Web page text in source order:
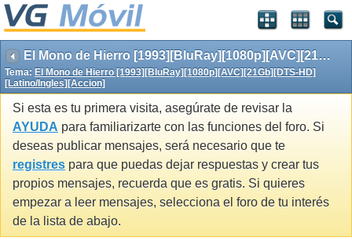
El Mono de Hierro [1993][BluRay][1080p][AVC][21Gb][DTS-HD][Latino/Ingles][Accion]
Tema: El Mono de Hierro [1993][BluRay][1080p][AVC][21Gb][DTS-HD]
[Latino/Ingles][Accion]
Si esta es tu primera visita, asegúrate de revisar la
AYUDA para familiarizarte con las funciones del foro. Si
deseas publicar mensajes, será necesario que te
registres para que puedas dejar respuestas y crear tus
propios mensajes, recuerda que es gratis. Si quieres
empezar a leer mensajes, selecciona el foro de tu interés
de la lista de abajo.